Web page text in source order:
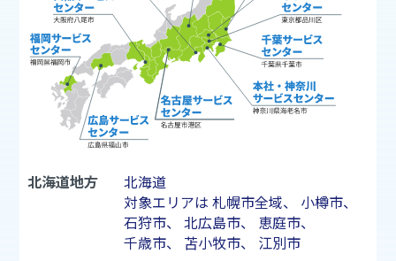
北海道地方
北海道
対象エリアは 札幌市全域、 小樽市、
石狩市、 北広島市、 恵庭市、
千歳市、 苫小牧市、 江別市